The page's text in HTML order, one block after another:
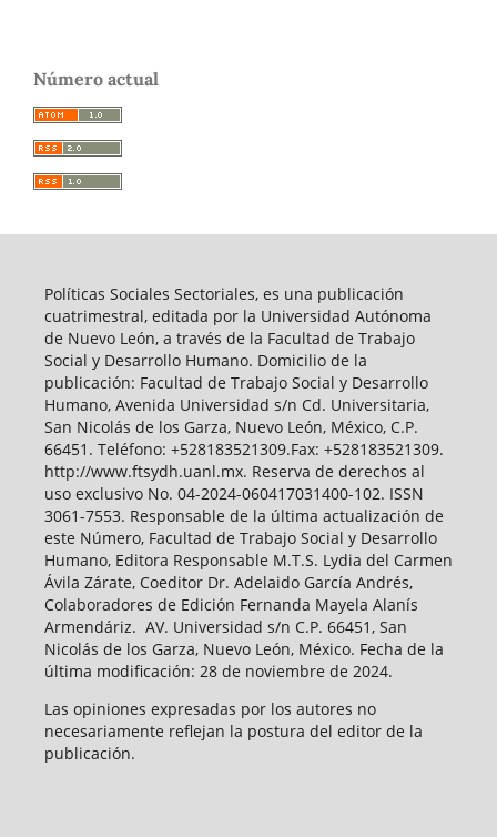
Número actual
Políticas Sociales Sectoriales, es una publicación
cuatrimestral, editada por la Universidad Autónoma
de Nuevo León, a través de la Facultad de Trabajo
Social y Desarrollo Humano. Domicilio de la
publicación: Facultad de Trabajo Social y Desarrollo
Humano, Avenida Universidad s/n Cd. Universitaria,
San Nicolás de los Garza, Nuevo León, México, C.P.
66451. Teléfono: +528183521309.Fax: +528183521309.
http://www.ftsydh.uanl.mx. Reserva de derechos al
uso exclusivo No. 04-2024-060417031400-102. ISSN
3061-7553. Responsable de la última actualización de
este Número, Facultad de Trabajo Social y Desarrollo
Humano, Editora Responsable M.T.S. Lydia del Carmen
Ávila Zárate, Coeditor Dr. Adelaido García Andrés,
Colaboradores de Edición Fernanda Mayela Alanís
Armendáriz. AV. Universidad s/n C.P. 66451, San
Nicolás de los Garza, Nuevo León, México. Fecha de la
última modificación: 28 de noviembre de 2024.
Las opiniones expresadas por los autores no
necesariamente reflejan la postura del editor de la
publicación.